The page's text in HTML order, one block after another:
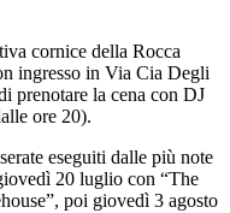
cornice della Rocca
ingresso in Via Cia Degli
prenotare la cena con DJ
ore 20).
eseguiti dalle più note
20 luglio con “The
poi giovedì 3 agosto